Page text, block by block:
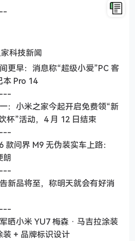
科技新闻
更早：消息称“超级小爱”PC 客
本 Pro 14
：小米之家今起开启免费领“新
杯”活动，4 月 12 日结束
问界 M9 无伪装实车上路：
朗
新品将至，称明天就会有好消
晒小米 YU7 梅森 · 马吉拉涂装
+ 品牌标识设计